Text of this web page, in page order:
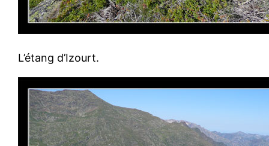
L’étang d’Izourt.